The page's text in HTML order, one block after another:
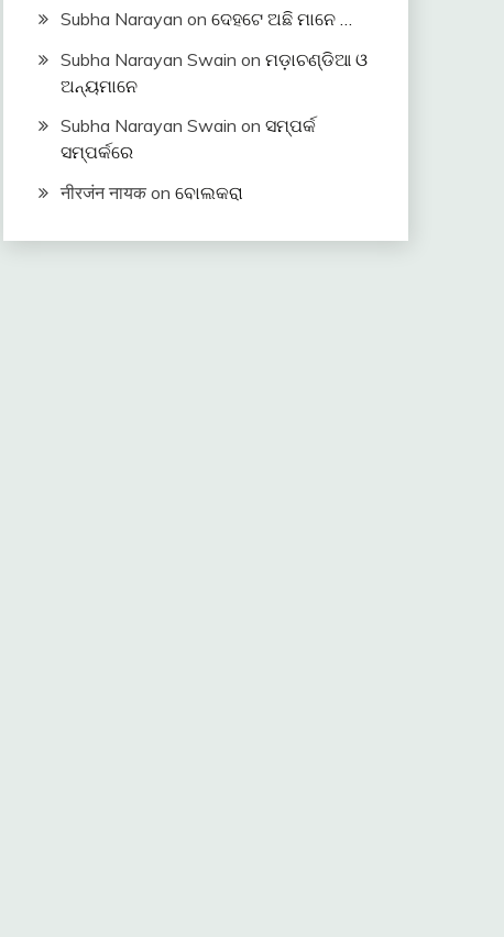
Subha Narayan on ଦେହଟେ ଅଛି ମାନେ …
Subha Narayan Swain on ମଡ଼ାଚଣ୍ଡିଆ ଓ
ଅନ୍ୟମାନେ
Subha Narayan Swain on ସମ୍ପର୍କ
ସମ୍ପର୍କରେ
नीरजंन नायकon ବୋଲକରା